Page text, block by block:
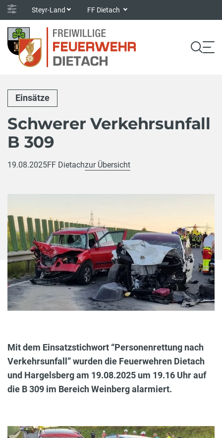
Steyr-Land FF Dietach
Einsätze
Schwerer Verkehrsunfall
B 309
19.08.2025FF Dietachzur Übersicht
Mit dem Einsatzstichwort “Personenrettung nach
Verkehrsunfall” wurden die Feuerwehren Dietach
und Hargelsberg am 19.08.2025 um 19.16 Uhr auf
die B 309 im Bereich Weinberg alarmiert.